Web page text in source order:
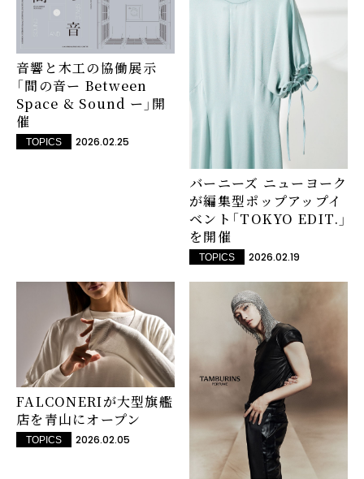
音響と木工の協働展示
「間の音ー Between
Space & Sound ー」開
催
TOPICS 2026.02.25
バーニーズ ニューヨーク
が編集型ポップアップイ
ベント「TOKYO EDIT.」
を開催
TOPICS 2026.02.19
FALCONERIが大型旗艦
店を青山にオープン
TOPICS 2026.02.05